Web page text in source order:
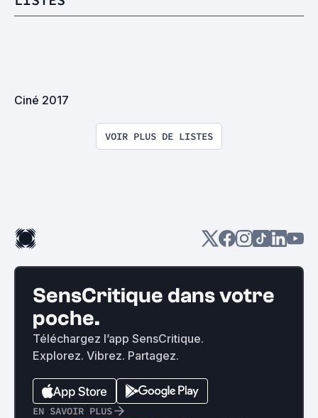
Ciné 2017
VOIR PLUS DE LISTES
SensCritique dans votre
poche.
Téléchargez l’app SensCritique.
Explorez. Vibrez. Partagez.
EN SAVOIR PLUS